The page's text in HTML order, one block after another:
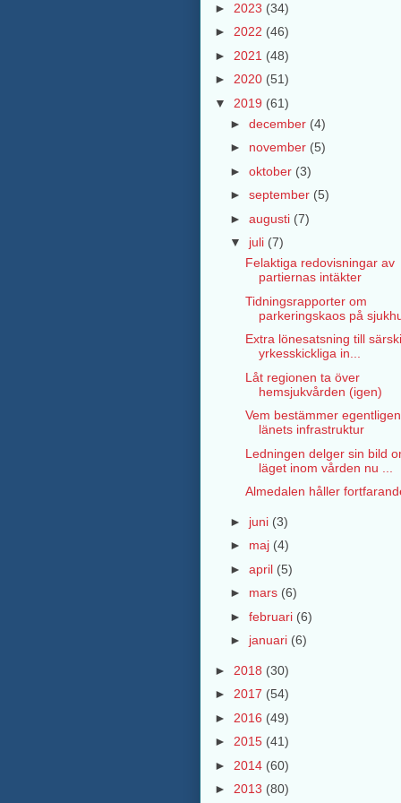
► 2023 (34)
► 2022 (46)
► 2021 (48)
► 2020 (51)
▼ 2019 (61)
► december (4)
► november (5)
► oktober (3)
► september (5)
► augusti (7)
▼ juli (7)
Felaktiga redovisningar av
partiernas intäkter
Tidningsrapporter om
parkeringskaos på
Extra lönesatsning till
yrkesskickliga in...
Låt regionen ta över
hemsjukvården (igen)
Vem bestämmer
länets infrastruktur
Ledningen delger sin bild
läget inom vården nu ...
Almedalen håller
► juni (3)
► maj (4)
► april (5)
► mars (6)
► februari (6)
► januari (6)
► 2018 (30)
► 2017 (54)
► 2016 (49)
► 2015 (41)
► 2014 (60)
► 2013 (80)